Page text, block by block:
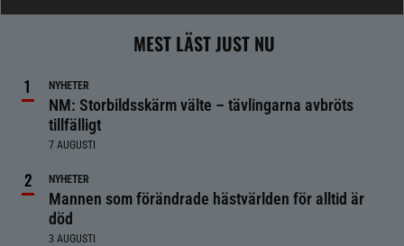
MEST LÄST JUST NU
NYHETER
NM: Storbildsskärm välte – tävlingarna avbröts
tillfälligt
7 AUGUSTI
NYHETER
Mannen som förändrade hästvärlden för alltid är
död
3 AUGUSTI